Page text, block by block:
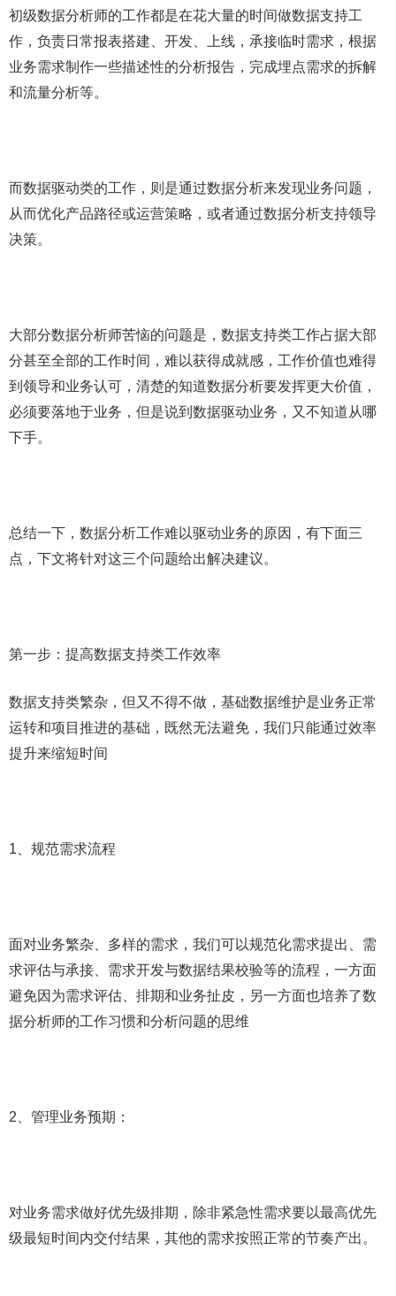
初级数据分析师的工作都是在花大量的时间做数据支持工
作，负责日常报表搭建、开发、上线，承接临时需求，根据
业务需求制作一些描述性的分析报告，完成埋点需求的拆解
和流量分析等。
而数据驱动类的工作，则是通过数据分析来发现业务问题，
从而优化产品路径或运营策略，或者通过数据分析支持领导
决策。
大部分数据分析师苦恼的问题是，数据支持类工作占据大部
分甚至全部的工作时间，难以获得成就感，工作价值也难得
到领导和业务认可，清楚的知道数据分析要发挥更大价值，
必须要落地于业务，但是说到数据驱动业务，又不知道从哪
下手。
总结一下，数据分析工作难以驱动业务的原因，有下面三
点，下文将针对这三个问题给出解决建议。
第一步：提高数据支持类工作效率
数据支持类繁杂，但又不得不做，基础数据维护是业务正常
运转和项目推进的基础，既然无法避免，我们只能通过效率
提升来缩短时间
1、规范需求流程
面对业务繁杂、多样的需求，我们可以规范化需求提出、需
求评估与承接、需求开发与数据结果校验等的流程，一方面
避免因为需求评估、排期和业务扯皮，另一方面也培养了数
据分析师的工作习惯和分析问题的思维
2、管理业务预期：
对业务需求做好优先级排期，除非紧急性需求要以最高优先
级最短时间内交付结果，其他的需求按照正常的节奏产出。